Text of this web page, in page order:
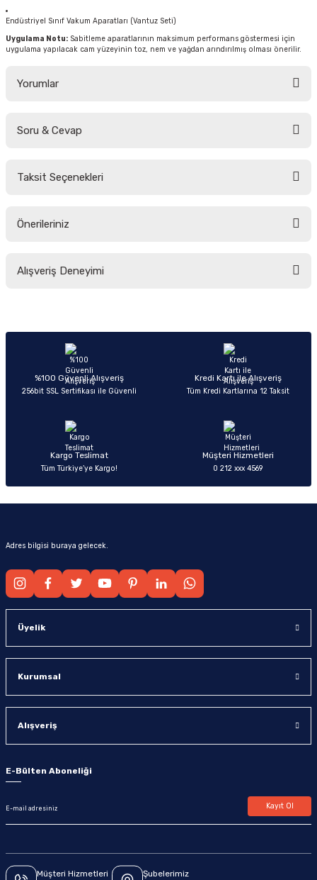
Endüstriyel Sınıf Vakum Aparatları (Vantuz Seti)
Uygulama Notu: Sabitleme aparatlarının maksimum performans göstermesi için
uygulama yapılacak cam yüzeyinin toz, nem ve yağdan arındırılmış olması önerilir.
Yorumlar
Soru & Cevap
Taksit Seçenekleri
Önerileriniz
yetersiz gördüğünüz noktaları öneri formunu kullanarak tarafımıza
Ürün açıklamasında eksik bilgiler bulunuyor.
Ürün bilgilerinde hatalar bulunuyor.
Ürün fiyatı diğer sitelerden daha pahalı.
Alışveriş Deneyimi
%100 Güvenli Alışveriş
256bit SSL Sertifikası ile Güvenli
Kredi Kartı ile Alışveriş
Tüm Kredi Kartlarına 12 Taksit
Kargo Teslimat
Tüm Türkiye’ye Kargo!
Müşteri Hizmetleri
0 212 xxx 4569
Adres bilgisi buraya gelecek.
Üyelik
Kurumsal
Alışveriş
E-Bülten Aboneliği
Kayıt Ol
Müşteri Hizmetleri Şubelerimiz